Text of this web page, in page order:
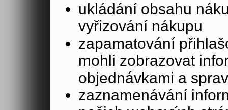
ukládání obsahu
vyřizování nákupu
zapamatování
mohli zobrazovat
objednávkami a
zaznamenávání